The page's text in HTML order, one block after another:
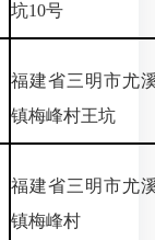
坑10号
福建省三明市尤
镇梅峰村王坑
福建省三明市尤
镇梅峰村